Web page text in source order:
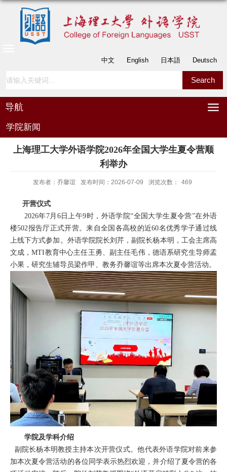
中文 English 日本語 Deutsch
导航
学院新闻
上海理工大学外语学院2026年全国大学生夏令营顺
利举办
发布者：乔馨谊 发布时间：2026-07-09 浏览次数： 469
开营仪式
2026年7月 6日上午9 时，外语学院“全国大学生夏令营”在外语
楼502报告厅正式开营。来自全国各高校的近60名优秀学子通过线
上线下方式参加 。 外语学院院长刘芹 ，副院长杨本明 ，工会主席高
文成 ，MTI教育中心主任王勇、 副主任毛伟，德语系研究生导师孟
小果 ，研究生辅导员梁作甲 、教务乔馨谊等出席本次夏令营活动。
学院及学科介绍
副院长杨本明教授主持本次开营仪式。他代表外语学院对前来参
加本次夏令营活动的各位同学表示热烈欢迎 ，并介绍了夏令营的各